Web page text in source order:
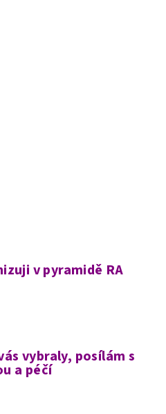
v pyramidě RA
vybraly, posílám s
a péčí